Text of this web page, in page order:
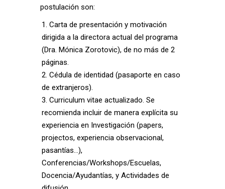
postulación son:
Carta de presentación y motivación
dirigida a la directora actual del programa
(Dra. Mónica Zorotovic), de no más de 2
páginas.
Cédula de identidad (pasaporte en caso
de extranjeros).
Curriculum vitae actualizado. Se
recomienda incluir de manera explícita su
experiencia en Investigación (papers,
projectos, experiencia observacional,
pasantías…),
Conferencias/Workshops/Escuelas,
Docencia/Ayudantías, y Actividades de